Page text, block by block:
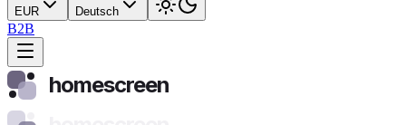
EUR Deutsch
B2B
homescreen